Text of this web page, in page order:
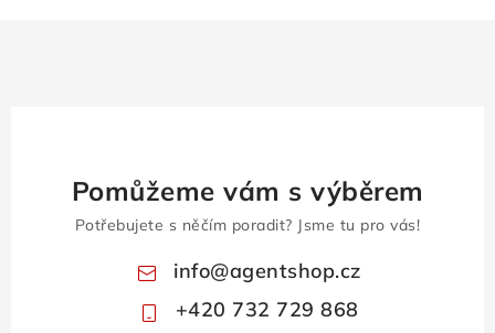
Pomůžeme vám s výběrem
Potřebujete s něčím poradit? Jsme tu pro vás!
info@agentshop.cz
+420 732 729 868